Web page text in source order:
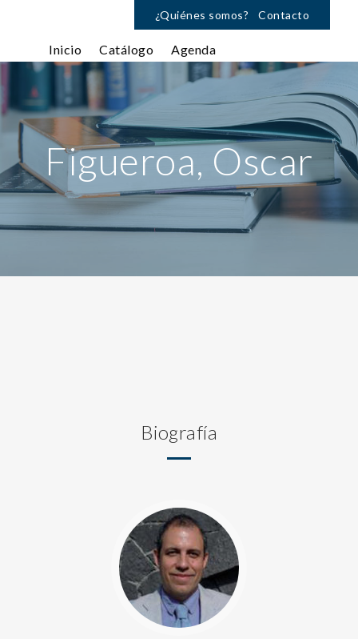
¿Quiénes somos? Contacto
Inicio Catálogo Agenda
Figueroa, Oscar
Biografía